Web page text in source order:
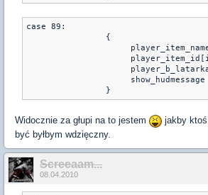
case 89:
                {
                }
Widocznie za głupi na to jestem
jakby
być byłbym wdzięczny.
Screeaam...
08.04.2010